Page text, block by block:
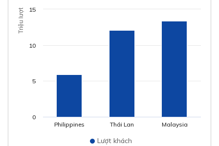
Triệu lượt
Lượt khách
Philippines Thái Lan Malaysia
0
5
10
15